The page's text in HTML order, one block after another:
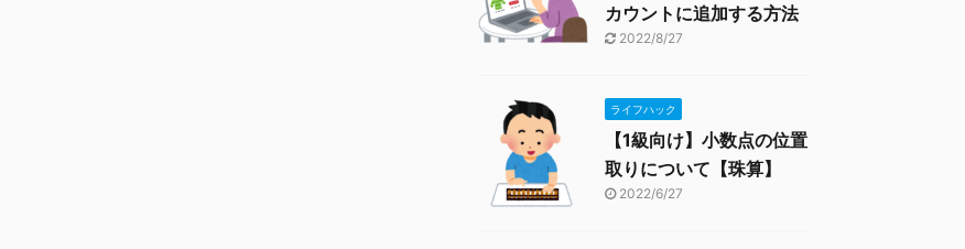
カウントに追加する方法
2022/8/27
ライフハック
【1級向け】小数点の位置
取りについて【珠算】
2022/6/27